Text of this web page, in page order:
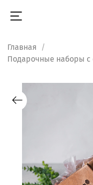
Главная
Подарочные наборы с